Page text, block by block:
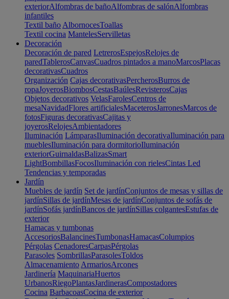
exteriorAlfombras de bañoAlfombras de salónAlfombras
infantiles
Textil baño AlbornocesToallas
Textil cocina MantelesServilletas
Decoración
Decoración de pared LetrerosEspejosRelojes de
paredTablerosCanvasCuadros pintados a manoMarcosPlacas
decorativasCuadros
Organización Cajas decorativasPercherosBurros de
ropaJoyerosBiombosCestasBaúlesRevisterosCajas
Objetos decorativos VelasFarolesCentros de
mesaNavidadFlores artificialesMaceterosJarronesMarcos de
fotosFiguras decorativasCajitas y
joyerosRelojesAmbientadores
Iluminación LámparasIluminación decorativaIluminación para
mueblesIluminación para dormitorioIluminación
exteriorGuirnaldasBalizasSmart
LightBombillasFocosIluminación con rielesCintas Led
Tendencias y temporadas
Jardín
Muebles de jardín Set de jardínConjuntos de mesas y sillas de
jardínSillas de jardínMesas de jardínConjuntos de sofás de
jardínSofás jardínBancos de jardínSillas colgantesEstufas de
exterior
Hamacas y tumbonas
AccesoriosBalancinesTumbonasHamacasColumpios
Pérgolas CenadoresCarpasPérgolas
Parasoles SombrillasParasolesToldos
Almacenamiento ArmariosArcones
Jardinería MaquinariaHuertos
UrbanosRiegoPlantasJardinerasCompostadores
Cocina BarbacoasCocina de exterior